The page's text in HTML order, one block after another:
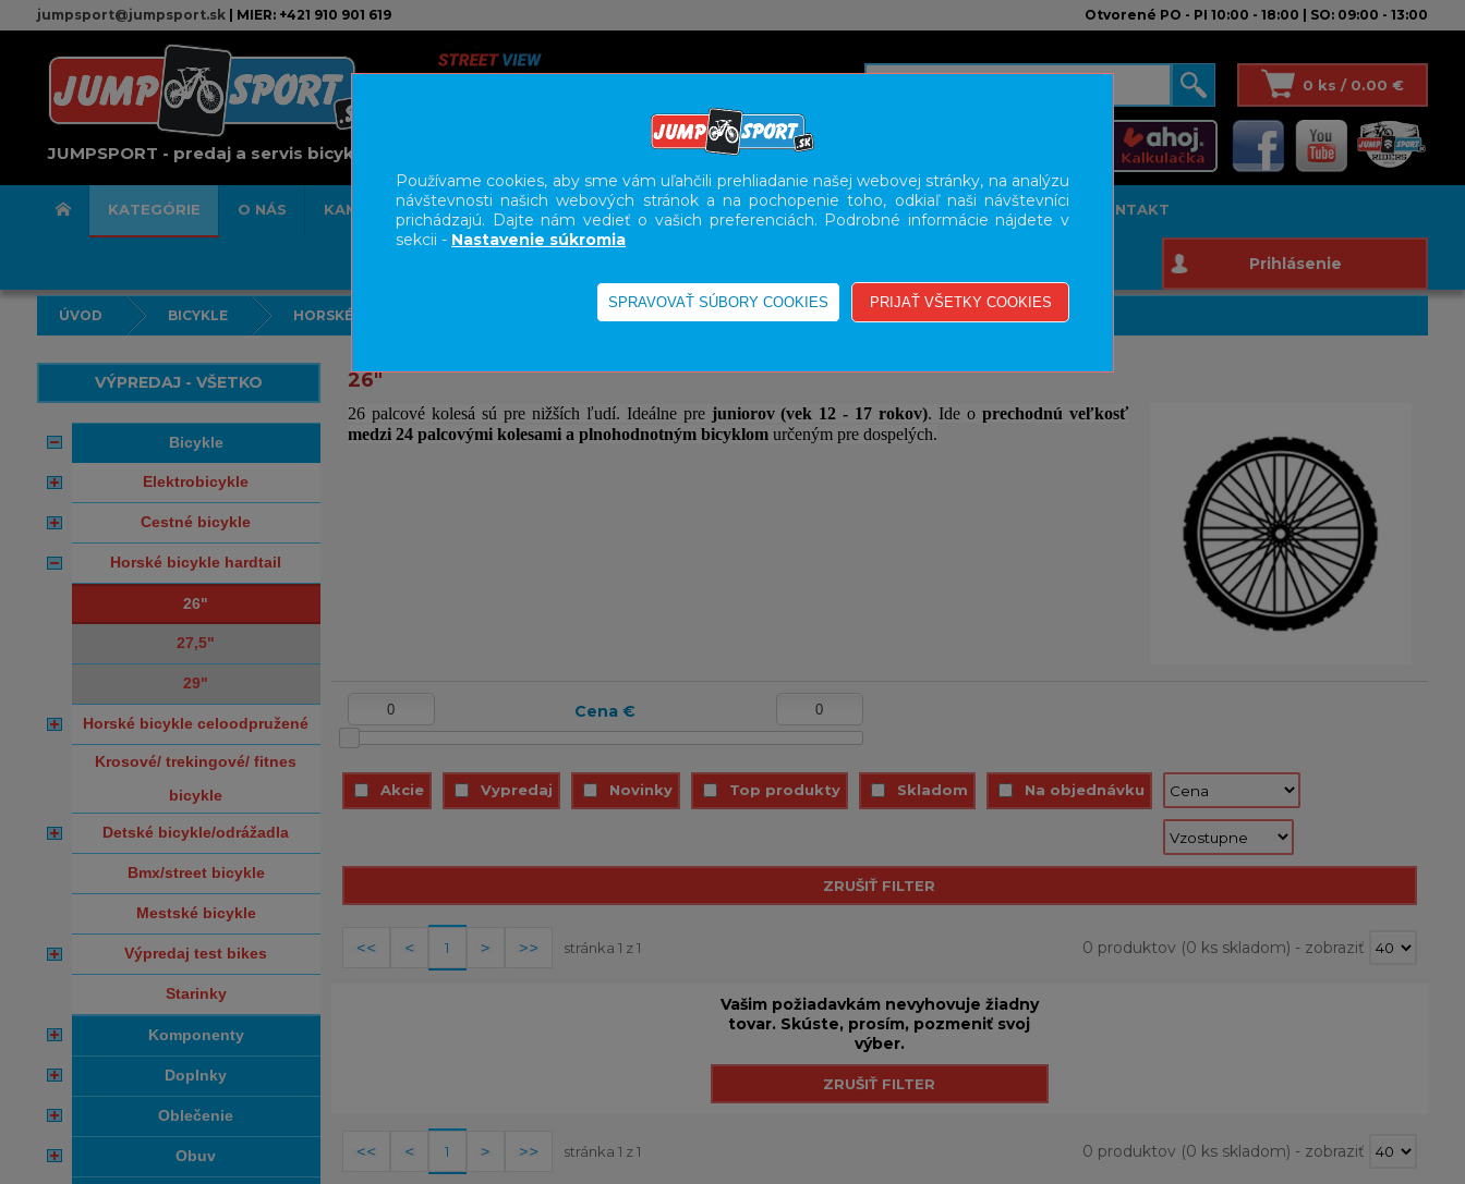
jumpsport@jumpsport.sk| MIER: +421 910 901 619 Otvorené PO - PI 10:00 - 18:00 | SO: 09:00 - 13:00
JUMPSPORT - predaj a servis bicyklov
0 ks / 0.00 €
KATEGÓRIE O NÁS KAMENNÁ PREDAJNA SERVIS SLUŽBY KARIÉRA BODY GEOMETRY FIT STUDIO KONTAKT
Prihlásenie
ÚVOD BICYKLE HORSKÉ BICYKLE HARDTAIL
VÝPREDAJ - VŠETKO
bicykle
elektrobicykle
cestné bicykle
horské bicykle hardtail
26"
27,5"
29"
horské bicykle celoodpružené
krosové/ trekingové/ fitnes
bicykle
detské bicykle/odrážadla
bmx/street bicykle
mestské bicykle
výpredaj test bikes
starinky
komponenty
doplnky
oblečenie
obuv
26"
26 palcové kolesá sú pre nižších ľudí. Ideálne pre juniorov (vek 12 - 17 rokov). Ide oprechodnú veľkosť
medzi 24 palcovými kolesami a plnohodnotným bicyklomurčeným pre dospelých.
Cena €
Akcie Vypredaj Novinky Top produkty Skladom Na objednávku
1 stránka 1 z 1 0 produktov (0 ks skladom) - zobraziť
Vašim požiadavkám nevyhovuje žiadny
tovar. Skúste, prosím, pozmeniť svoj
výber.
1 stránka 1 z 1 0 produktov (0 ks skladom) - zobraziť
Používame cookies, aby sme vám uľahčili prehliadanie našej webovej stránky, na analýzu
návštevnosti našich webových stránok a na pochopenie toho, odkiaľ naši návštevníci
prichádzajú. Dajte nám vedieť o vašich preferenciách. Podrobné informácie nájdete v
sekcii - Nastavenie súkromia